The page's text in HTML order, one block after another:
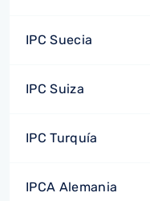
IPC Suecia
IPC Suiza
IPC Turquía
IPCA Alemania